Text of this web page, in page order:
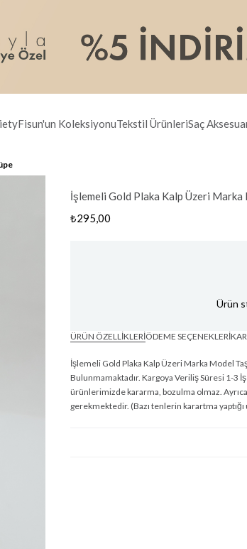
Fisun'un KoleksiyonuTekstil ÜrünleriSaç
İşlemeli Gold Plaka Kalp Üzeri Marka
₺295,00
Ürün
ÜRÜN ÖZELLIKLERIÖDEME SEÇENEKLERI
İşlemeli Gold Plaka Kalp Üzeri Marka Model
Bulunmamaktadır. Kargoya Veriliş Süresi 1-3
ürünlerimizde kararma, bozulma olmaz.
gerekmektedir. (Bazı tenlerin karartma yaptığı